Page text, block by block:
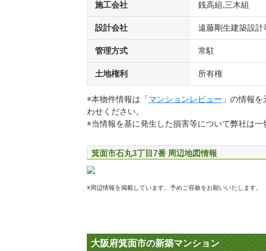
施工会社 銭高組,三木組
設計会社 遠藤剛生建築設計
管理方式 常駐
土地権利 所有権
※本物件情報は「 マンションレビュー 」の情報
わせください。
※当情報を基に発生した損害等について弊社は
箕面市石丸3丁目7番 周辺地図情報
※周辺情報を掲載しています。予めご容赦をお願いいたします。
大阪府箕面市の新築マンション